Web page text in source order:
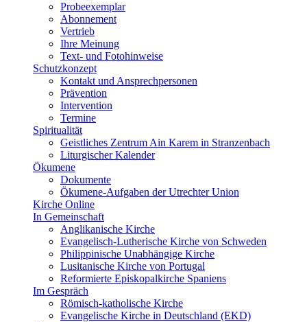
Probeexemplar
Abonnement
Vertrieb
Ihre Meinung
Text- und Fotohinweise
Schutzkonzept
Kontakt und Ansprechpersonen
Prävention
Intervention
Termine
Spiritualität
Geistliches Zentrum Ain Karem in Stranzenbach
Liturgischer Kalender
Ökumene
Dokumente
Ökumene-Aufgaben der Utrechter Union
Kirche Online
In Gemeinschaft
Anglikanische Kirche
Evangelisch-Lutherische Kirche von Schweden
Philippinische Unabhängige Kirche
Lusitanische Kirche von Portugal
Reformierte Episkopalkirche Spaniens
Im Gespräch
Römisch-katholische Kirche
Evangelische Kirche in Deutschland (EKD)